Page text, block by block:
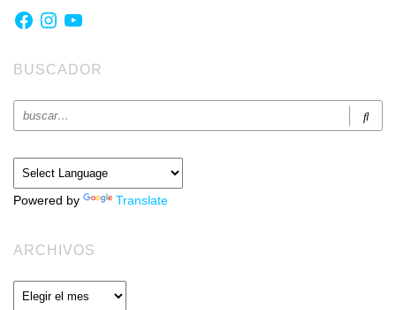
Facebook
Instagram
YouTube
BUSCADOR
Powered by Translate
ARCHIVOS
Archivos